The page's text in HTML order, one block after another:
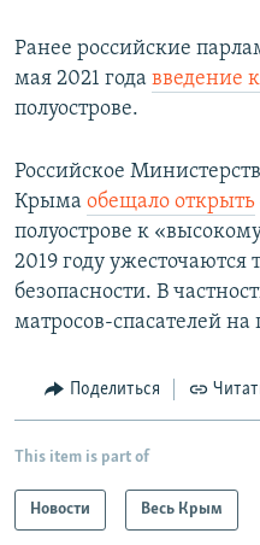
Ранее российские
мая 2021 года введение
полуострове.
Российское
Крыма обещало открыть
полуострове к
2019 году ужесточаются
безопасности. В
матросов-спасателей на
Поделиться
This item is part of
Новости Весь Крым